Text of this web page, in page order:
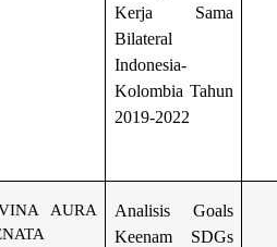
Kerja Sama
Bilateral
Indonesia-
Kolombia Tahun
2019-2022
AURA
Analisis Goals
Keenam SDGs